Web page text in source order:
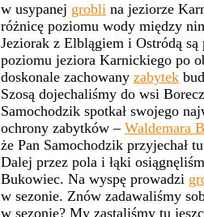
w usypanej grobli na jeziorze
różnicę poziomu wody między
Jeziorak z Elblągiem i Ostródą
poziomu jeziora Karnickiego po
doskonale zachowany zabytek
Szosą dojechaliśmy do wsi
Samochodzik spotkał swojego
ochrony zabytków – Waldemara
że Pan Samochodzik przyjechał
Dalej przez pola i łąki
Bukowiec. Na wyspę prowadzi
w sezonie. Znów zadawaliśmy
w sezonie? My zastaliśmy tu